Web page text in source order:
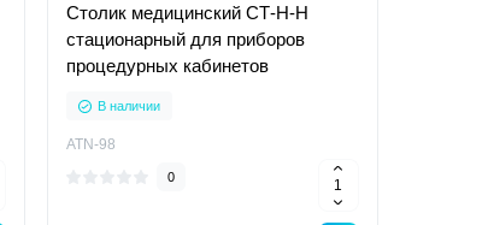
Столик медицинский СТ-Н-Н
стационарный для приборов
процедурных кабинетов
В наличии
ATN-98
0